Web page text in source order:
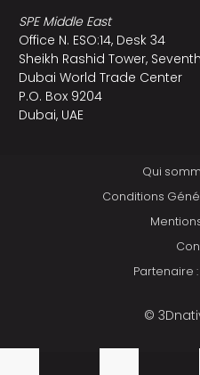
SPE Middle East
Office N. ESO:14, Desk 34
Sheikh Rashid Tower,
Dubai World Trade Center
P.O. Box 9204
Dubai, UAE
Qui
Conditions
Partenaire
©